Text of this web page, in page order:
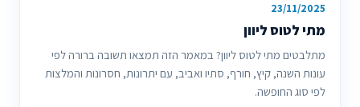
23/11/2025
מתי לטוס ליוון
מתלבטים מתי לטוס ליוון? במאמר הזה תמצאו תשובה ברורה לפי
עונות השנה, קיץ, חורף, סתיו ואביב, עם יתרונות, חסרונות והמלצות
לפי סוג החופשה.